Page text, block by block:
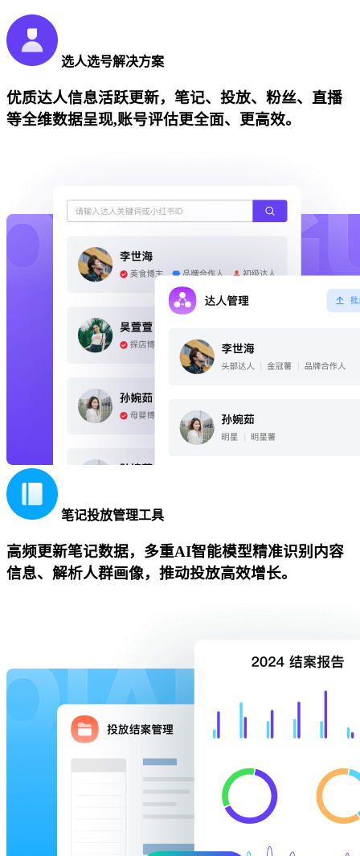
选人选号解决方案
优质达人信息活跃更新，笔记、投放、粉丝、直播
等全维数据呈现,账号评估更全面、更高效。
笔记投放管理工具
高频更新笔记数据，多重AI智能模型精准识别内容
信息、解析人群画像，推动投放高效增长。